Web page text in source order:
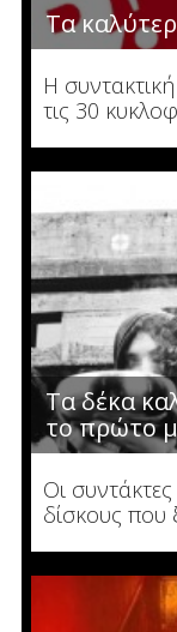
Τα
Η
τις 30
Τα δέκα
το πρώτο
Οι
δίσκους που